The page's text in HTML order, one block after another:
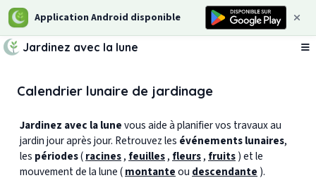
Application Android disponible
Jardinez avec la lune
Calendrier lunaire de jardinage
Jardinez avec la lunevous aide à planifier vos travaux au
jardin jour après jour. Retrouvez les événements lunaires,
les périodes(racines, feuilles, fleurs, fruits) et le
mouvement de la lune (montanteou descendante ).